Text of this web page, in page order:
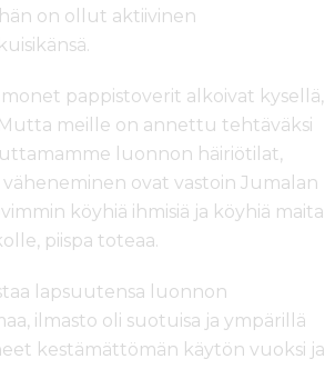
hän on ollut aktiivinen
pappistoverit alkoivat kysellä,
meille on annettu tehtäväksi
luonnon häiriötilat,
ovat vastoin Jumalan
köyhiä ihmisiä ja köyhiä maita
piispa toteaa.
lapsuutensa luonnon
ilmasto oli suotuisa ja ympärillä
kestämättömän käytön vuoksi ja